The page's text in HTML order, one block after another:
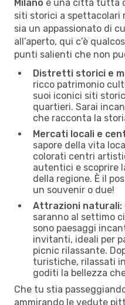
Milano è una città tutta
siti storici a spettacolari
sia un appassionato di
all’aperto, qui c’è
punti salienti che non
Distretti storici e
ricco patrimonio
suoi iconici siti
quartieri. Sarai
che racconta la
Mercati locali e
sapore della vita
colorati centri
autentici e scoprire
della regione. È il
un souvenir o due!
Attrazioni naturali:
saranno al settimo
sono paesaggi
invitanti, ideali per
picnic rilassante.
turistiche, rilassati
goditi la bellezza
Che tu stia
ammirando le vedute